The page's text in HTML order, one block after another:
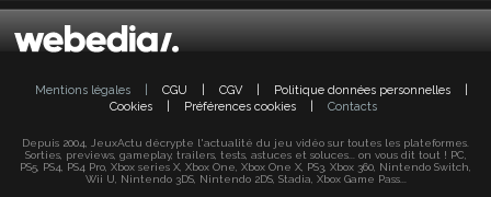
Mentions légales CGU CGV Politique données personnelles
Cookies
Préférences cookies Contacts
Depuis 2004, JeuxActu décrypte l'actualité du jeu vidéo sur toutes les plateformes.
Sorties, previews, gameplay, trailers, tests, astuces et soluces... on vous dit tout ! PC,
PS5, PS4, PS4 Pro, Xbox series X, Xbox One, Xbox One X, PS3, Xbox 360, Nintendo Switch,
Wii U, Nintendo 3DS, Nintendo 2DS, Stadia, Xbox Game Pass...